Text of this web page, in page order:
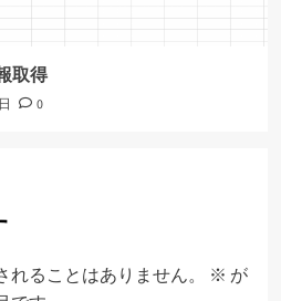
取得
0
れることはありません。 ※ が